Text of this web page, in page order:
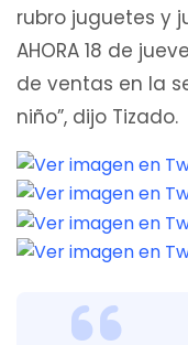
rubro juguetes y
AHORA 18 de
de ventas en la
niño”, dijo Tizado.